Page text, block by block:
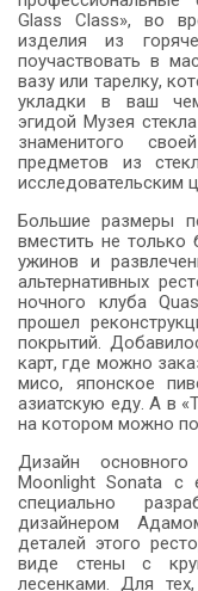
Glass Class», во
изделия из
поучаствовать в
вазу или тарелку,
укладки в ваш
эгидой Музея
знаменитого
предметов из
исследовательским
Большие размеры
вместить не
ужинов и
альтернативных
ночного клуба
прошел
покрытий.
карт, где можно
мисо, японское
азиатскую еду. А в
на котором можно
Дизайн
Moonlight Sonata с
специально
дизайнером
деталей этого
виде стены с
лесенками. Для